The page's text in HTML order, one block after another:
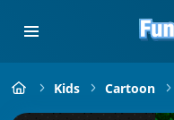
Kids Cartoon